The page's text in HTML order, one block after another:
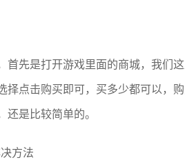
先是打开游戏里面的商城，我们
点击购买即可，买多少都可以，
是比较简单的。
方法